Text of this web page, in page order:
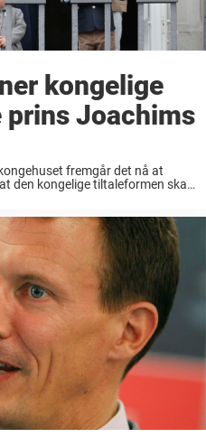
kongelige
Joachims
fremgår det nå at
den kongelige tiltaleformen skal